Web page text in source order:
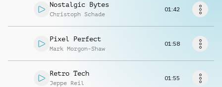
Richiedi musica
Nostalgic Bytes
Christoph Schade
01:42
Pixel Perfect
Mark Morgon-Shaw
01:58
Retro Tech
Jeppe Reil
01:55